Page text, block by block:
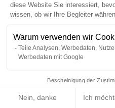
diese Website Sie interessiert,
wissen, ob wir Ihre Begleiter
Warum verwenden wir
Teile Analysen, Werbedaten,
Werbedaten mit Google
Bescheinigung der
Nein, danke Ich